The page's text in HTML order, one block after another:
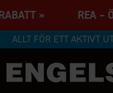
RABATT » REA –
ALLT FÖR ETT AKTIVT